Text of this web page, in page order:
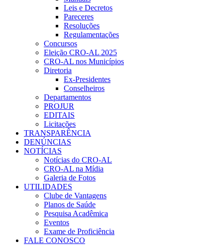
Leis e Decretos
Pareceres
Resoluções
Regulamentações
Concursos
Eleição CRO-AL 2025
CRO-AL nos Municípios
Diretoria
Ex-Presidentes
Conselheiros
Departamentos
PROJUR
EDITAIS
Licitações
TRANSPARÊNCIA
DENÚNCIAS
NOTÍCIAS
Notícias do CRO-AL
CRO-AL na Mídia
Galeria de Fotos
UTILIDADES
Clube de Vantagens
Planos de Saúde
Pesquisa Acadêmica
Eventos
Exame de Proficiência
FALE CONOSCO